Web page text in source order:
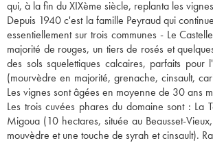
qui, à la fin du XIXème siècle, replanta les
Depuis 1940 c'est la famille Peyraud qui
essentiellement sur trois communes - Le
majorité de rouges, un tiers de rosés et
des sols squelettiques calcaires, parfaits
(mourvèdre en majorité, grenache, cinsault,
Les vignes sont âgées en moyenne de 30 ans
Les trois cuvées phares du domaine sont : La
Migoua (10 hectares, située au Beausset-
mouvèdre et une touche de syrah et cinsault).